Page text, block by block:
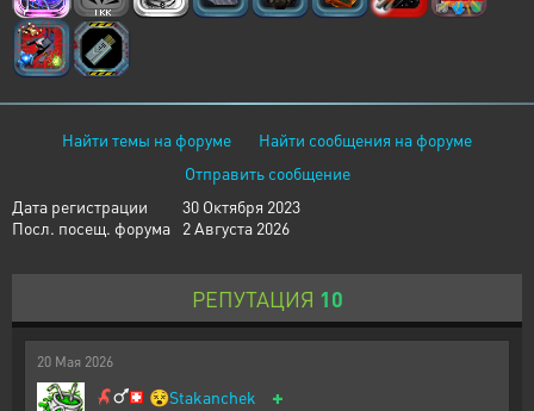
Найти темы на форуме
Найти сообщения на форуме
Отправить сообщение
Дата регистрации
30 Октября 2023
Посл. посещ. форума
2 Августа 2026
РЕПУТАЦИЯ 10
20 Мая 2026
😵Stakanchek +